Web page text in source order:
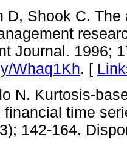
D, Shook C.
Journal. 1996;
Whaq1Kh. [
N. Kurtosis-
financial time
142-164.